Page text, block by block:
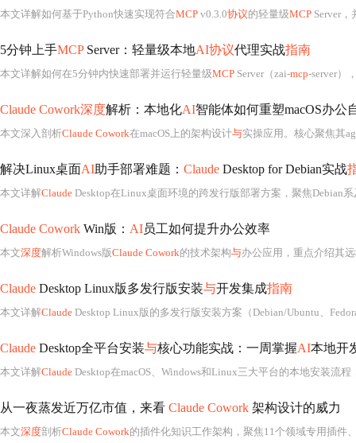
本文详解如何基于Python快速实现符合MCP v0.3.0协议的轻量级MCP Server，
5分钟上手MCPServer：轻量级本地AI协议代理实战指南
本文详解如何在5分钟内快速部署并运行轻量级MCP Server（zai-mcp-server），聚焦
Claude Cowork深度解析：本地化AI智能体如何重塑macOS办公
本文深入剖析Claude Cowork在macOS上的架构设计与实操应用。核心聚焦其agentic任务编排能力，强调本地虚拟机隔离、三层权限防御模型及Projects持续工作区机制。详述安装兼容性（含2014款
解决Linux桌面AI助手部署难题： Claude Desktop for Debian实战
本文详解Claude Desktop在Linux桌面环境的跨发行版部署方案，聚焦Debian系及Fedora、Arch、NixOS等非Debian发行版的兼容性问题。核心涵盖三层架构设计、
Claude Cowork Win版： AI员工如何提升办公效率
本文深度解析Windows版Claude Cowork的技术架构与办公应用，重点介绍其
Claude Desktop Linux版多发行版安装与开发集成指南
本文详解Claude Desktop Linux版的多发行版安装方案（Debian/Ubuntu、Fedora/RHEL、Arch、
Claude Desktop全平台安装与核心功能实战：一周掌握AI本地开
本文详解Claude Desktop在macOS、Windows和Linux三大平台的本地安装流程，涵盖账户准备、
从一夜蒸发近万亿市值，来看 Claude Cowork 架构设计的威力
本文深度剖析Claude Cowork的插件化知识工作架构，聚焦11个领域专用插件